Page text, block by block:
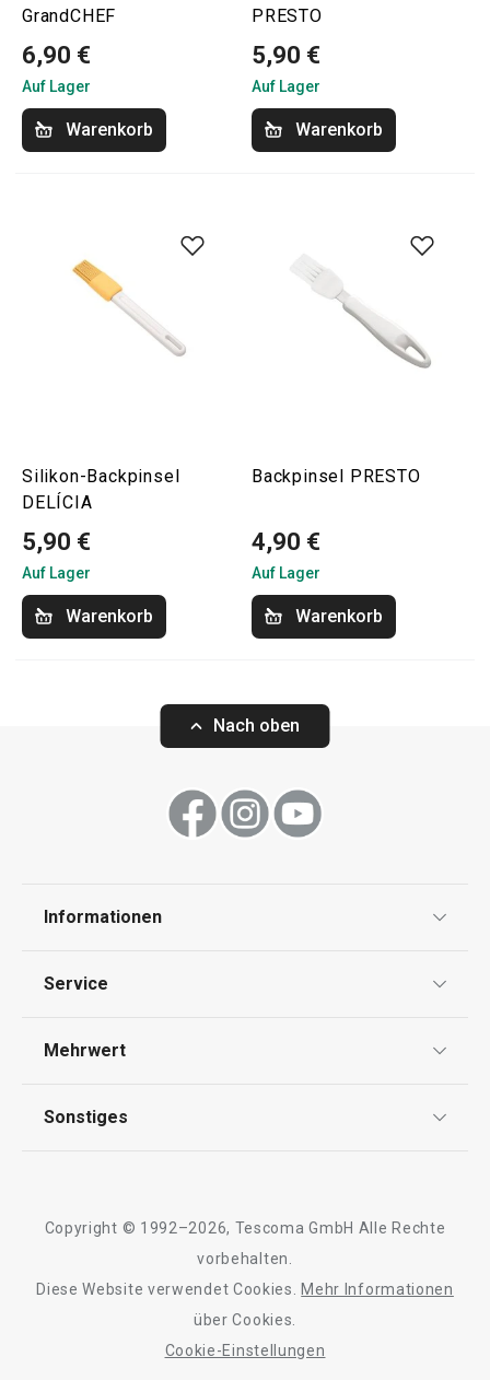
GrandCHEF
6,90 €
Auf Lager
Warenkorb
PRESTO
5,90 €
Auf Lager
Warenkorb
Silikon-Backpinsel
DELÍCIA
5,90 €
Auf Lager
Warenkorb
Backpinsel PRESTO
4,90 €
Auf Lager
Warenkorb
Nach oben
Informationen
Impressum
Service
Kontaktformular
Mehrwert
Qualität
Sonstiges
Barrierefreiheit
Copyright © 1992–2026, Tescoma GmbH Alle Rechte
vorbehalten.
Diese Website verwendet Cookies.
Mehr Informationen
über Cookies.
Cookie-Einstellungen